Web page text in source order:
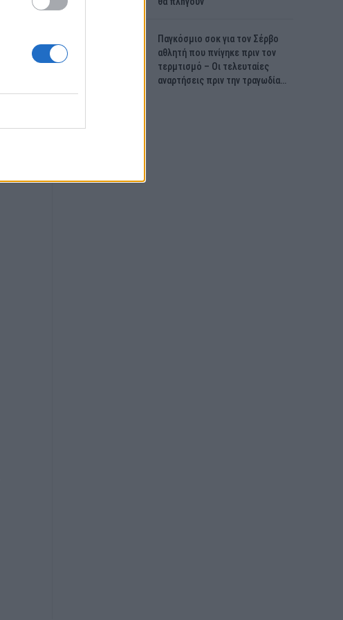
Παγκόσμιο σοκ για τον Σέρβο
αθλητή που πνίγηκε πριν τον
τερμτισμό – Οι τελευταίες
αναρτήσεις πριν την τραγωδία…